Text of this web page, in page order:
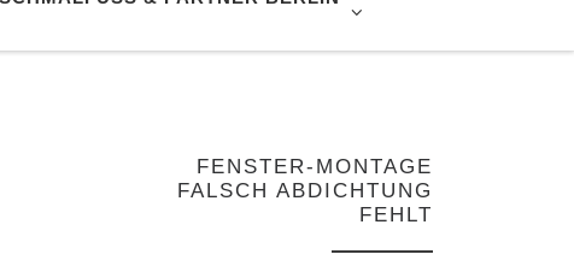
FENSTER-MONTAGE
FALSCH ABDICHTUNG
FEHLT